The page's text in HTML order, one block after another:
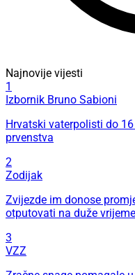
Najnovije vijesti
1
Izbornik Bruno Sabioni
Hrvatski vaterpolisti do
prvenstva
2
Zodijak
Zvijezde im donose
otputovati na duže vrijeme
3
VZZ